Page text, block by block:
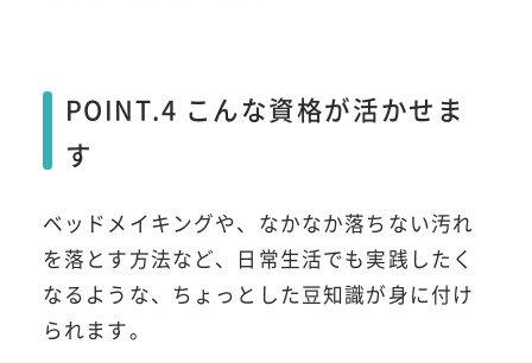
POINT.4 こんな資格が活かせま
す
ベッドメイキングや、なかなか落ちない汚れ
を落とす方法など、日常生活でも実践したく
なるような、ちょっとした豆知識が身に付け
られます。